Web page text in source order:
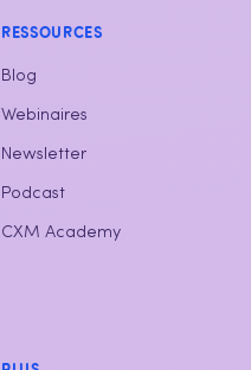
RESSOURCES
Blog
Webinaires
Newsletter
Podcast
CXM Academy